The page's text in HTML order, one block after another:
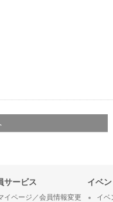
サービス
イページ／会員情報変更
イベ
イベ